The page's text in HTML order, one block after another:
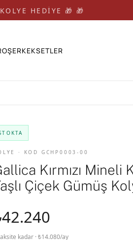
HEDİYE 🎁 🎁
ERKEKSETLER
· KOD GCHP0003-00
Kırmızı Mineli
Çiçek Gümüş
kadar · ₺14.080/ay